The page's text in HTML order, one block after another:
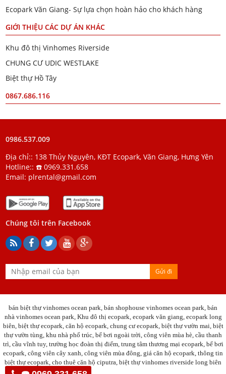
Ecopark Văn Giang- Sự lựa chọn hoàn hảo cho khách hàng
GIỚI THIỆU CÁC DỰ ÁN KHÁC
Khu đô thị Vinhomes Riverside
CHUNG CƯ UDIC WESTLAKE
Biệt thự Hồ Tây
0867.686.116
0986.537.009
Địa chỉ:: 138 Thủy Nguyên, KĐT Ecopark, Văn Giang, Hưng Yên
Hotline:: ☎️ 0969.331.658
Email: plrental@gmail.com
Chúng tôi trên Facebook
Gửi đi
bán biệt thự vinhomes ocean park, bán shophouse vinhomes ocean park, bán
nhà vinhomes ocean park, Khu đô thị ecopark, ecopark văn giang, ecopark long
biên, biệt thự ecopark, căn hộ ecopark, chung cư ecopark, biệt thự vườn mai, biệt
thự vườn tùng, khu nhà phố trúc, bể bơi ngoài trời, công viên mùa hè, cầu thanh
trì, cầu vĩnh tuy, trường học đoàn thị điểm, trung tâm thương mại ecopark, bể bơi
ecopark, công viên cây xanh, công viên mùa đông, giá căn hộ ecopark, thông tin
biệt thự ecopark, cho thuê căn hộ ciputra, biệt thự vinhomes riverside long biên